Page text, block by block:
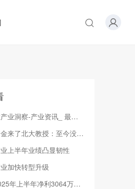
产业资讯_ 最新动态_前瞻财经 - 前瞻网
大教授：至今没一个产业能替代房地产！
上半年业绩凸显韧性
加快转型升级
净利3064万增长12% 汽车行业景气度高